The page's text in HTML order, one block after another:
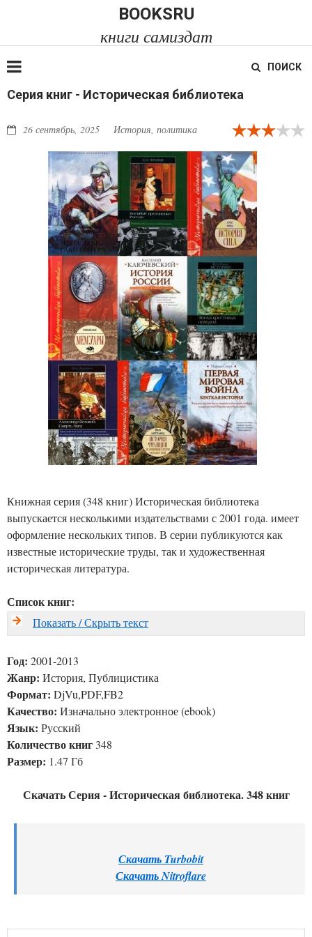
BOOKSRU
книги самиздат
ПОИСК
Серия книг - Историческая библиотека
26 сентябрь, 2025 История, политика
Книжная серия (348 книг) Историческая библиотека
выпускается несколькими издательствами с 2001 года. имеет
оформление нескольких типов. В серии публикуются как
известные исторические труды, так и художественная
историческая литература.
Список книг:
Показать / Скрыть текст
Год: 2001-2013
Жанр: История, Публицистика
Формат: DjVu,PDF,FB2
Качество: Изначально электронное (ebook)
Язык: Русский
Количество книг 348
Размер: 1.47 Гб
Скачать Серия - Историческая библиотека. 348 книг
Скачать Turbobit
Скачать Nitroflare